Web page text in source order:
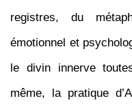
registres, du
émotionnel et
le divin innerve
même, la pratique